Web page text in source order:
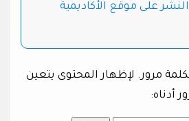
على موقع الأكاديمية
مرور. لإظهار المحتوى يتعين
أدناه: